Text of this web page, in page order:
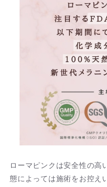
ローマピンクは安全性の高
態によっては施術をお控え